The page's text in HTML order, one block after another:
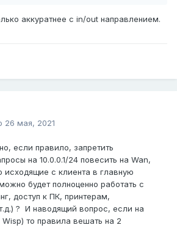
аккуратнее с in/out направлением.
26 мая, 2021
если правило, запретить
на 10.0.0.1/24 повесить на Wan,
исходящие с клиента в главную
будет полноценно работать с
доступ к ПК, принтерам,
? И наводящий вопрос, если на
то правила вешать на 2